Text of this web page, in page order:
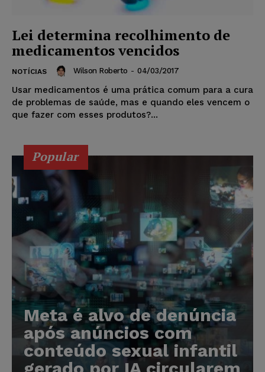
Lei determina recolhimento de
medicamentos vencidos
NOTÍCIAS Wilson Roberto - 04/03/2017
Usar medicamentos é uma prática comum para a cura
de problemas de saúde, mas e quando eles vencem o
que fazer com esses produtos?...
Popular
Meta é alvo de denúncia
após anúncios com
conteúdo sexual infantil